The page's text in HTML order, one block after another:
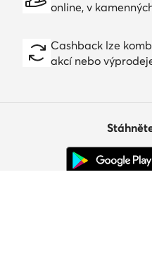
online, v
Cashback lze
akcí nebo